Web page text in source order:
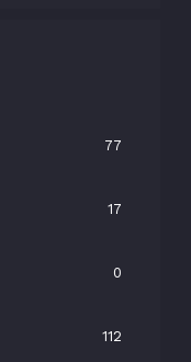
77
17
0
112